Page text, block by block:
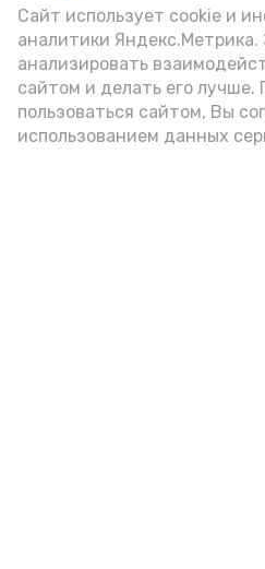
Сайт использует cookie и
аналитики Яндекс.Метрика.
анализировать
сайтом и делать его лучше.
пользоваться сайтом, Вы
использованием данных